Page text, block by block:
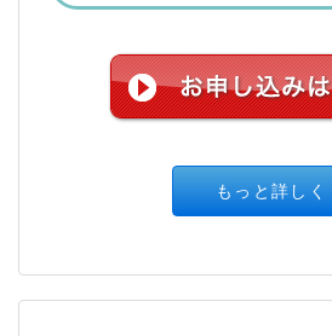
もっと詳しく